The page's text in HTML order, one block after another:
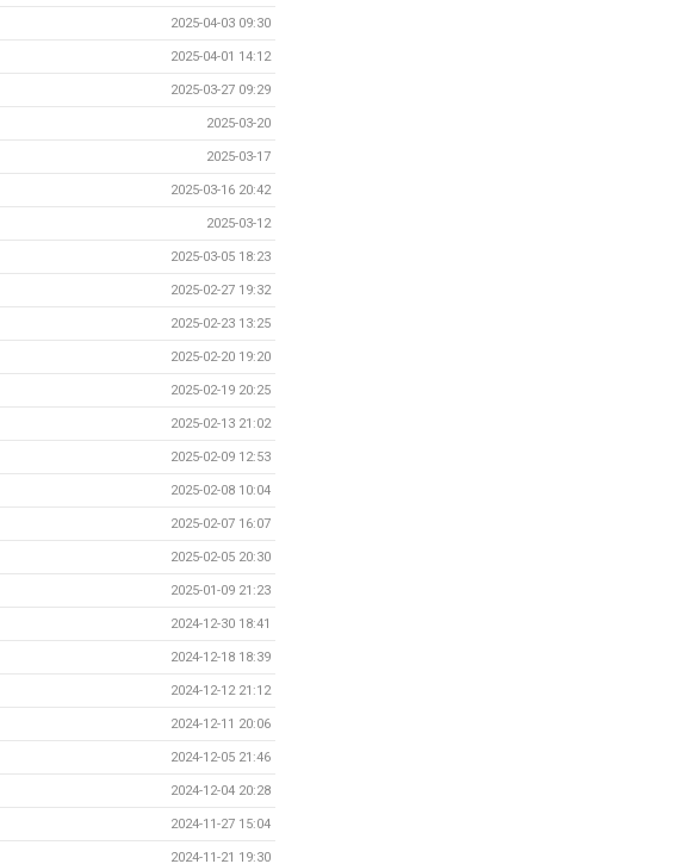
2025-04-03 09:30
2025-04-01 14:12
2025-03-27 09:29
2025-03-20
2025-03-17
2025-03-16 20:42
2025-03-12
2025-03-05 18:23
2025-02-27 19:32
2025-02-23 13:25
2025-02-20 19:20
2025-02-19 20:25
2025-02-13 21:02
2025-02-09 12:53
2025-02-08 10:04
2025-02-07 16:07
2025-02-05 20:30
2025-01-09 21:23
2024-12-30 18:41
2024-12-18 18:39
2024-12-12 21:12
2024-12-11 20:06
2024-12-05 21:46
2024-12-04 20:28
2024-11-27 15:04
2024-11-21 19:30